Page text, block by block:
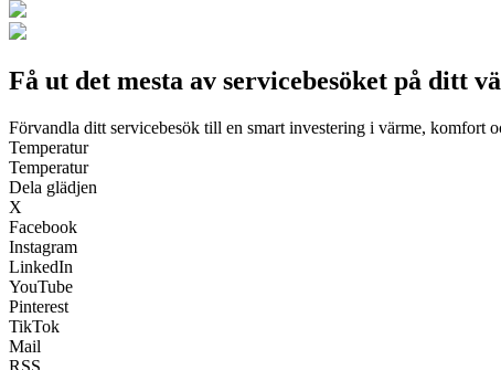
Få ut det mesta av servicebesöket på ditt
Förvandla ditt servicebesök till en smart investering i värme, komfort
Temperatur
Temperatur
Dela glädjen
X
Facebook
Instagram
LinkedIn
YouTube
Pinterest
TikTok
Mail
RSS